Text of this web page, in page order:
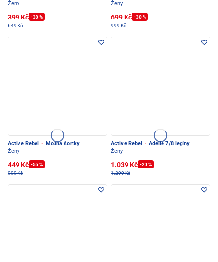
Ženy
399 Kč -38 %
649 Kč
Ženy
699 Kč -30 %
999 Kč
Active Rebel ·
Mouna šortky
Ženy
449 Kč -55 %
999 Kč
Active Rebel · Adelle 7/8 legíny
Ženy
1.039 Kč -20 %
1.299 Kč